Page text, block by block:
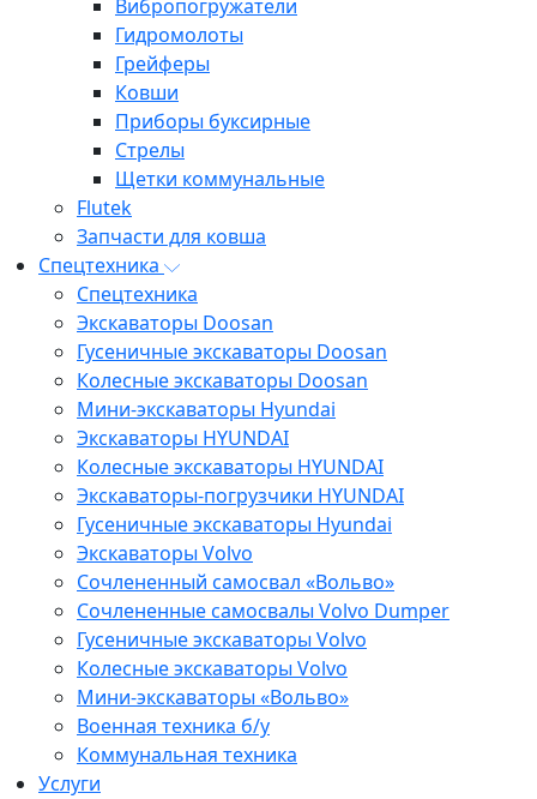
Вибропогружатели
Гидромолоты
Грейферы
Ковши
Приборы буксирные
Стрелы
Щетки коммунальные
Flutek
Запчасти для ковша
Спецтехника
Спецтехника
Экскаваторы Doosan
Гусеничные экскаваторы Doosan
Колесные экскаваторы Doosan
Мини-экскаваторы Hyundai
Экскаваторы HYUNDAI
Колесные экскаваторы HYUNDAI
Экскаваторы-погрузчики HYUNDAI
Гусеничные экскаваторы Hyundai
Экскаваторы Volvo
Сочлененный самосвал «Вольво»
Сочлененные самосвалы Volvo Dumper
Гусеничные экскаваторы Volvo
Колесные экскаваторы Volvo
Мини-экскаваторы «Вольво»
Военная техника б/у
Коммунальная техника
Услуги